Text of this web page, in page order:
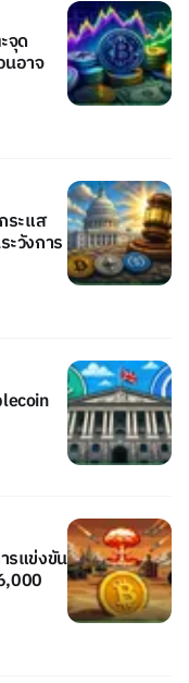
จุด
อาจ
ระแส
วังการ
รแข่งขัน